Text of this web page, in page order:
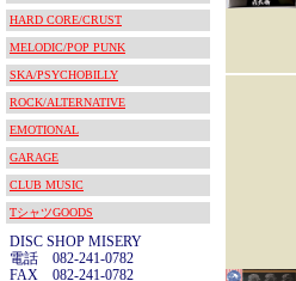
HARD CORE/CRUST
MELODIC/POP PUNK
SKA/PSYCHOBILLY
ROCK/ALTERNATIVE
EMOTIONAL
GARAGE
CLUB MUSIC
TシャツGOODS
DISC SHOP MISERY
電話 082-241-0782
FAX 082-241-0782